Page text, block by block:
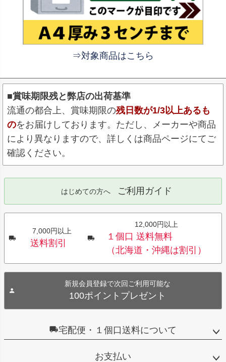
⇒対象商品はこちら
■賞味期限残と弊店の出荷基準
流通の都合上、賞味期限の残日数が1/3以上あるも
のをお届けしております。ただし、メーカーや商品
により異なりますので、詳しくは商品ページにてご
確認ください。
はじめての方へ ご利用ガイド
7,000円以上
送料割引
12,000円以上
１個口 送料無料
（北海道・沖縄は割引）
新規会員登録で次回ご利用可能な
100ポイントプレゼント
宅配便・１個口送料について
お支払い